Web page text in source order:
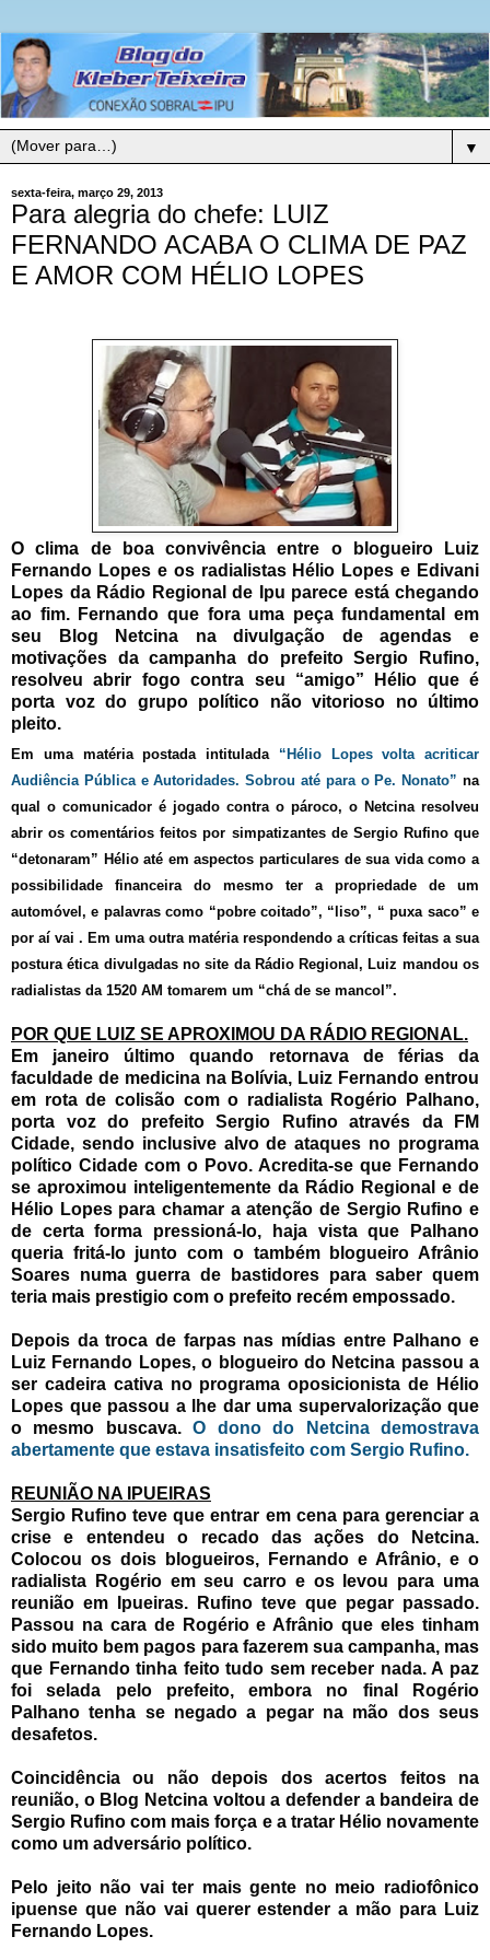
▼
sexta-feira, março 29, 2013
Para alegria do chefe: LUIZ
FERNANDO ACABA O CLIMA DE PAZ
E AMOR COM HÉLIO LOPES
O clima de boa convivência entre o blogueiro Luiz
Fernando Lopes e os radialistas Hélio Lopes e Edivani
Lopes da Rádio Regional de Ipu parece está chegando
ao fim. Fernando que fora uma peça fundamental em
seu Blog Netcina na divulgação de agendas e
motivações da campanha do prefeito Sergio Rufino,
resolveu abrir fogo contra seu “amigo” Hélio que é
porta voz do grupo político não vitorioso no último
pleito.
Em uma matéria postada intitulada “Hélio Lopes volta acriticar
Audiência Pública e Autoridades. Sobrou até para o Pe. Nonato” na
qual o comunicador é jogado contra o pároco, o Netcina resolveu
abrir os comentários feitos por simpatizantes de Sergio Rufino que
“detonaram” Hélio até em aspectos particulares de sua vida como a
possibilidade financeira do mesmo ter a propriedade de um
automóvel, e palavras como “pobre coitado”, “liso”, “ puxa saco” e
por aí vai . Em uma outra matéria respondendo a críticas feitas a sua
postura ética divulgadas no site da Rádio Regional, Luiz mandou os
radialistas da 1520 AM tomarem um “chá de se mancol”.
POR QUE LUIZ SE APROXIMOU DA RÁDIO REGIONAL.
Em janeiro último quando retornava de férias da
faculdade de medicina na Bolívia, Luiz Fernando entrou
em rota de colisão com o radialista Rogério Palhano,
porta voz do prefeito Sergio Rufino através da FM
Cidade, sendo inclusive alvo de ataques no programa
político Cidade com o Povo. Acredita-se que Fernando
se aproximou inteligentemente da Rádio Regional e de
Hélio Lopes para chamar a atenção de Sergio Rufino e
de certa forma pressioná-lo, haja vista que Palhano
queria fritá-lo junto com o também blogueiro Afrânio
Soares numa guerra de bastidores para saber quem
teria mais prestigio com o prefeito recém empossado.
Depois da troca de farpas nas mídias entre Palhano e
Luiz Fernando Lopes, o blogueiro do Netcina passou a
ser cadeira cativa no programa oposicionista de Hélio
Lopes que passou a lhe dar uma supervalorização que
o mesmo buscava.O dono do Netcina demostrava
abertamente que estava insatisfeito com Sergio Rufino.
REUNIÃO NA IPUEIRAS
Sergio Rufino teve que entrar em cena para gerenciar a
crise e entendeu o recado das ações do Netcina.
Colocou os dois blogueiros, Fernando e Afrânio, e o
radialista Rogério em seu carro e os levou para uma
reunião em Ipueiras. Rufino teve que pegar passado.
Passou na cara de Rogério e Afrânio que eles tinham
sido muito bem pagos para fazerem sua campanha, mas
que Fernando tinha feito tudo sem receber nada. A paz
foi selada pelo prefeito, embora no final Rogério
Palhano tenha se negado a pegar na mão dos seus
desafetos.
Coincidência ou não depois dos acertos feitos na
reunião, o Blog Netcina voltou a defender a bandeira de
Sergio Rufino com mais força e a tratar Hélio novamente
como um adversário político.
Pelo jeito não vai ter mais gente no meio radiofônico
ipuense que não vai querer estender a mão para Luiz
Fernando Lopes.